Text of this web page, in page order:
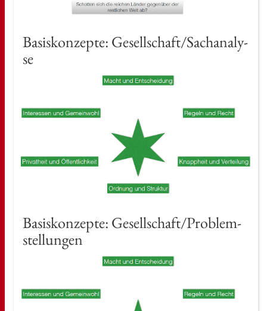
Ba­sis­kon­zep­te: Ge­sell­schaft/Sach­ana­ly­
se
Ba­sis­kon­zep­te: Ge­sell­schaft/Pro­blem­
stel­lun­gen